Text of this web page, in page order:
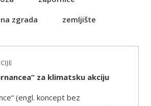
zgrada zemljište
za klimatsku akciju
(engl. koncept bez